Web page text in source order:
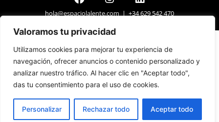
Valoramos tu privacidad
Utilizamos cookies para mejorar tu experiencia de
navegación, ofrecer anuncios o contenido personalizado y
analizar nuestro tráfico. Al hacer clic en "Aceptar todo",
das tu consentimiento para el uso de cookies.
Personalizar Rechazar todo Aceptar todo
hola@espaciolalente.com| +34 629 542 470